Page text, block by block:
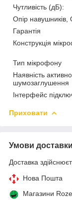
Чутливість (дБ):
Опір навушників,
Гарантія
Конструкція
Тип мікрофону
Наявність
шумозаглушення
Інтерфейс
Приховати
Умови доставки
Доставка
Нова Пошта
Магазини